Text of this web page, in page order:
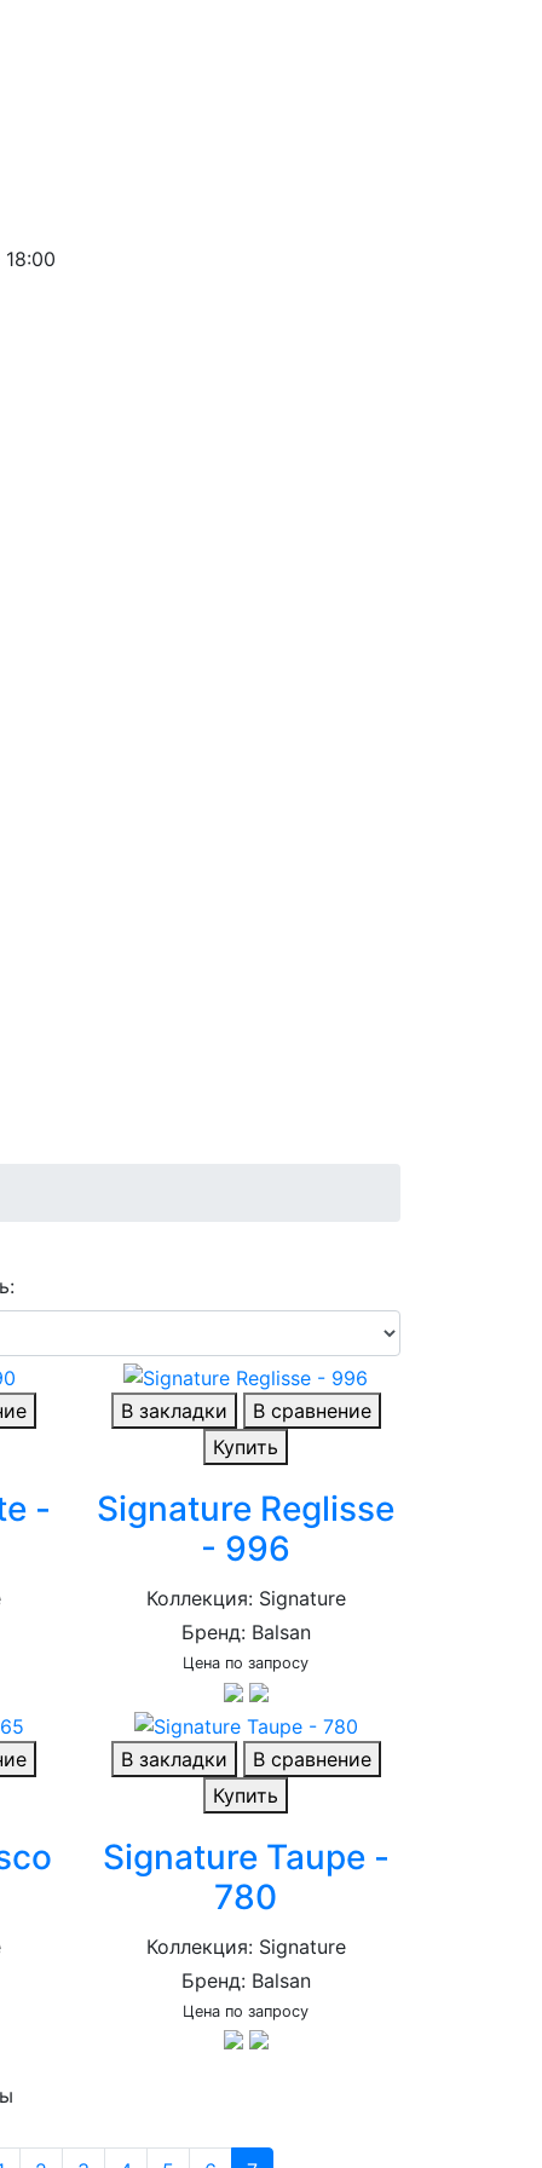
-
В закладки
В сравнение
Купить
Signature Reglisse
- 996
Коллекция: Signature
Бренд: Balsan
Цена по запросу
В закладки
В сравнение
Купить
Signature Taupe -
780
Коллекция: Signature
Бренд: Balsan
Цена по запросу